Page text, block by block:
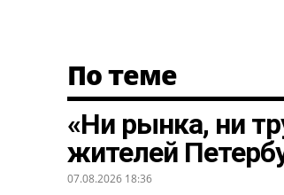
По теме
«Ни рынка, ни
жителей
07.08.2026 18:36